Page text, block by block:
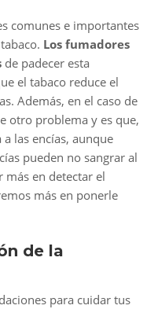
comunes e importantes
Los fumadores
de padecer esta
el tabaco reduce el
Además, en el caso de
otro problema y es que,
las encías, aunque
pueden no sangrar al
en detectar el
más en ponerle
de la
para cuidar tus